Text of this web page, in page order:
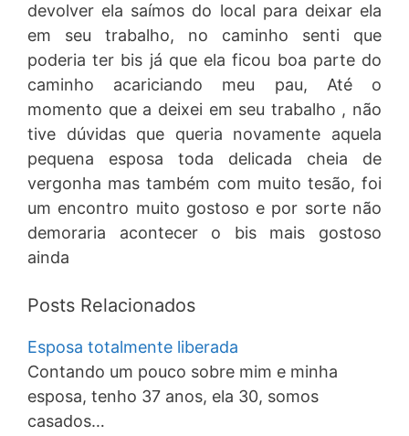
devolver ela saímos do local para deixar ela
em seu trabalho, no caminho senti que
poderia ter bis já que ela ficou boa parte do
caminho acariciando meu pau, Até o
momento que a deixei em seu trabalho , não
tive dúvidas que queria novamente aquela
pequena esposa toda delicada cheia de
vergonha mas também com muito tesão, foi
um encontro muito gostoso e por sorte não
demoraria acontecer o bis mais gostoso
ainda
Posts Relacionados
Esposa totalmente liberada
Contando um pouco sobre mim e minha
esposa, tenho 37 anos, ela 30, somos
casados…